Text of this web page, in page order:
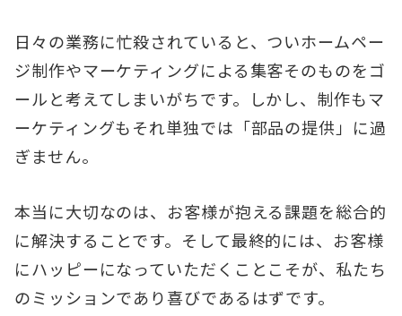
日々の業務に忙殺されていると、ついホームペー
ジ制作やマーケティングによる集客そのものをゴ
ールと考えてしまいがちです。しかし、制作もマ
ーケティングもそれ単独では「部品の提供」に過
ぎません。
本当に大切なのは、お客様が抱える課題を総合的
に解決することです。そして最終的には、お客様
にハッピーになっていただくことこそが、私たち
のミッションであり喜びであるはずです。